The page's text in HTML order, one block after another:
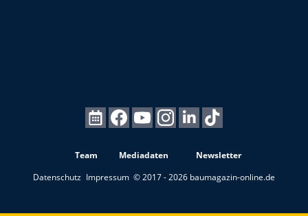
Team Mediadaten
Newsletter
Datenschutz Impressum © 2017 - 2026 baumagazin-online.de